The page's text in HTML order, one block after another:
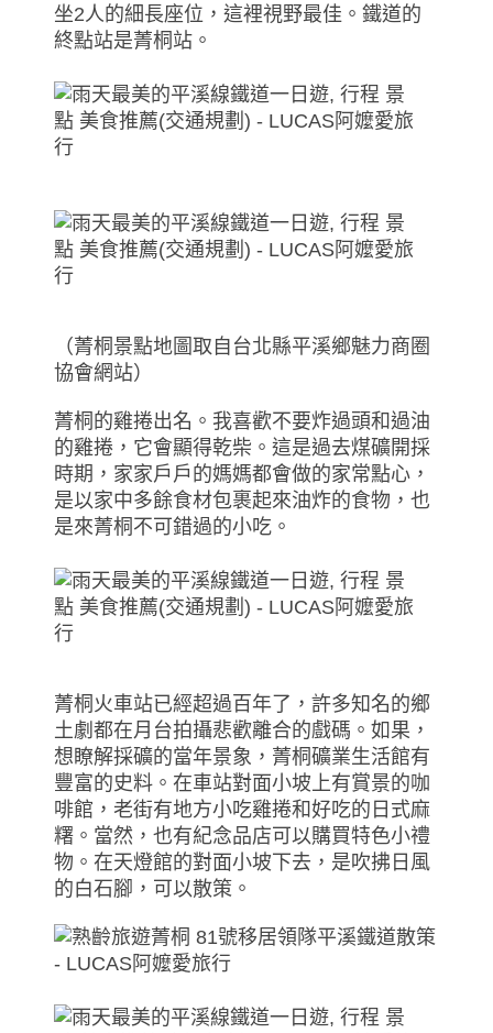
坐2人的細長座位，這裡視野最佳。鐵道的
終點站是菁桐站。
（菁桐景點地圖取自台北縣平溪鄉魅力商圈
協會網站）
菁桐的雞捲出名。我喜歡不要炸過頭和過油
的雞捲，它會顯得乾柴。這是過去煤礦開採
時期，家家戶戶的媽媽都會做的家常點心，
是以家中多餘食材包裹起來油炸的食物，也
是來菁桐不可錯過的小吃。
菁桐火車站已經超過百年了，許多知名的鄉
土劇都在月台拍攝悲歡離合的戲碼。如果，
想瞭解採礦的當年景象，菁桐礦業生活館有
豐富的史料。在車站對面小坡上有賞景的咖
啡館，老街有地方小吃雞捲和好吃的日式麻
糬。當然，也有紀念品店可以購買特色小禮
物。在天燈館的對面小坡下去，是吹拂日風
的白石腳，可以散策。